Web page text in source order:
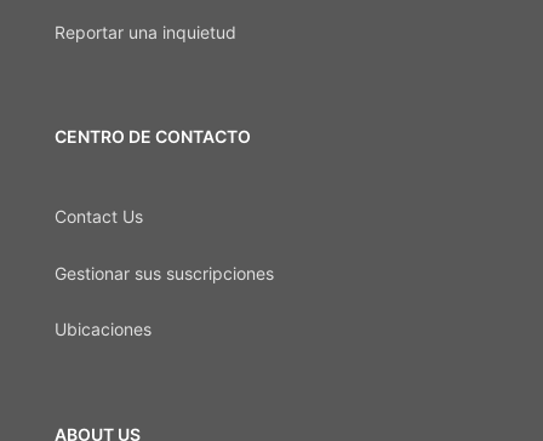
Reportar una inquietud
CENTRO DE CONTACTO
Contact Us
Gestionar sus suscripciones
Ubicaciones
ABOUT US